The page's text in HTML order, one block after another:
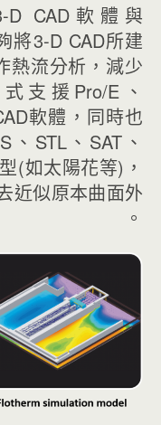
D CAD軟體與
將3-D CAD所建
熱流分析，減少
支援Pro/E、
軟體，同時也
STL、SAT、
(如太陽花等)，
近似原本曲面外